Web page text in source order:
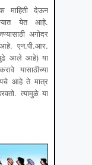
माहिती देऊन
येत आहे.
अगोदर
एन.पी.आर.
पुढे आले आहे) या
यासाठीच्या
आहे ते मात्र
त्यामुळे या